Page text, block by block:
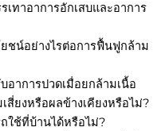
เทาอาการอักเสบและอาการ
ชน์อย่างไรต่อการฟื้นฟูกล้าม
อาการปวดเมื่อยกล้ามเนื้อ
สี่ยงหรือผลข้างเคียงหรือไม่?
ใช้ที่บ้านได้หรือไม่?